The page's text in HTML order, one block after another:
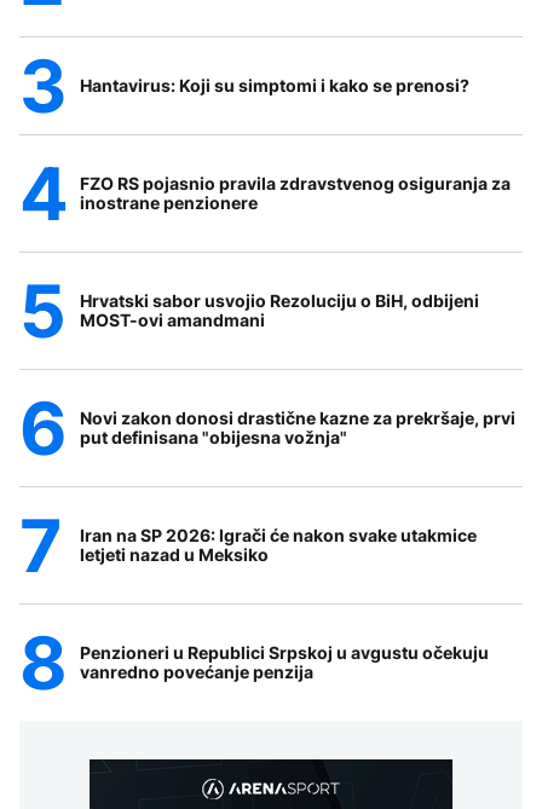
Hantavirus: Koji su simptomi i kako se prenosi?
FZO RS pojasnio pravila zdravstvenog osiguranja za
inostrane penzionere
Hrvatski sabor usvojio Rezoluciju o BiH, odbijeni
MOST-ovi amandmani
Novi zakon donosi drastične kazne za prekršaje, prvi
put definisana "obijesna vožnja"
Iran na SP 2026: Igrači će nakon svake utakmice
letjeti nazad u Meksiko
Penzioneri u Republici Srpskoj u avgustu očekuju
vanredno povećanje penzija